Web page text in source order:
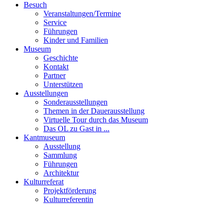
Besuch
Veranstaltungen/Termine
Service
Führungen
Kinder und Familien
Museum
Geschichte
Kontakt
Partner
Unterstützen
Ausstellungen
Sonderausstellungen
Themen in der Dauerausstellung
Virtuelle Tour durch das Museum
Das OL zu Gast in ...
Kantmuseum
Ausstellung
Sammlung
Führungen
Architektur
Kulturreferat
Projektförderung
Kulturreferentin